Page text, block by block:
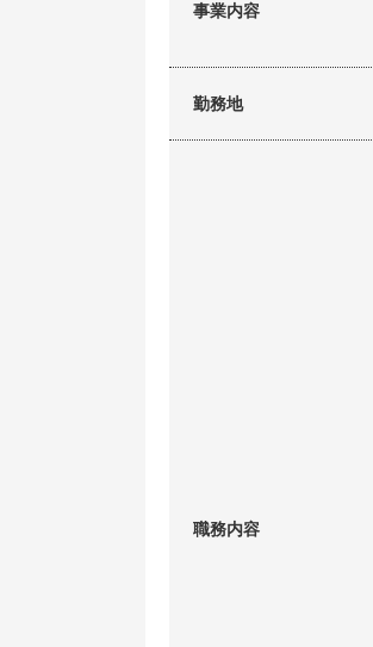
事業内容
勤務地
職務内容